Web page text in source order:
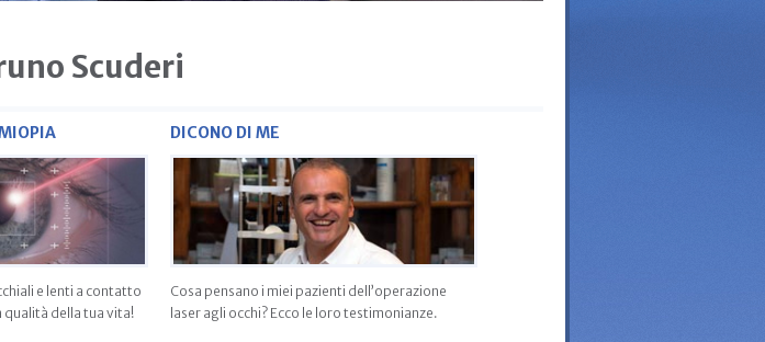
Scuderi
e lenti a contatto
della tua vita!
DICONO DI ME
Cosa pensano i miei pazienti dell’operazione
laser agli occhi? Ecco le loro testimonianze.